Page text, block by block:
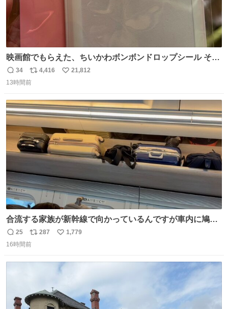
映画館でもらえた、ちいかわボンボンドロップシール その
ままキーホルダーにして使いたいって人まずキャンドゥに
行きな 何も加工せずにキーホルダーになるケースあるか
返
信
34
リ
ポ
ト
数
4,416
い
数
21,812
13時間前
合流する家族が新幹線で向かっているんですが車内に鳩が
乗車してしまったようで 捕獲の為那須塩原で10分停止した
ようで🤣無事降車👏しかし乗り継ぎが間に合わなくなって
返
信
25
リ
ポ
287
い
数
1,779
16時間前